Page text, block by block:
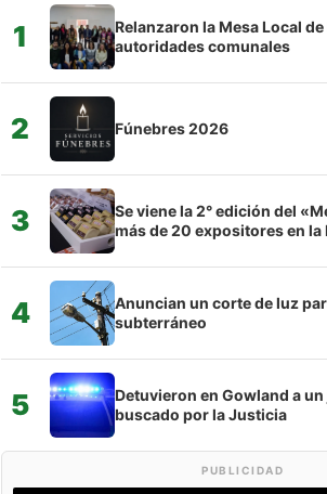
1
Relanzaron la Mesa Local
autoridades comunales
2 Fúnebres 2026
3
Se viene la 2° edición del
más de 20 expositores en la
4
Anuncian un corte de luz
subterráneo
5
Detuvieron en Gowland a
buscado por la Justicia
PUBLICIDAD